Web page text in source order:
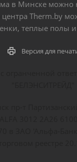
в Минске можно
Therm.by
теплые полы
Версия для